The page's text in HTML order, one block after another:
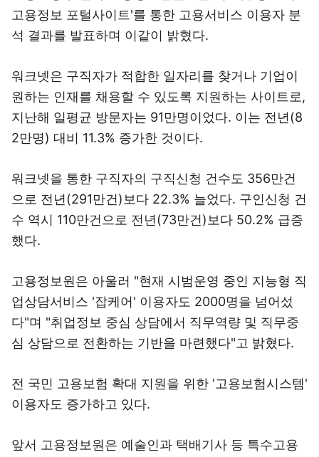
고용정보 포털사이트'를 통한 고용서비스 이용자 분
석 결과를 발표하며 이같이 밝혔다.
워크넷은 구직자가 적합한 일자리를 찾거나 기업이
원하는 인재를 채용할 수 있도록 지원하는 사이트로,
지난해 일평균 방문자는 91만명이었다. 이는 전년(8
2만명) 대비 11.3% 증가한 것이다.
워크넷을 통한 구직자의 구직신청 건수도 356만건
으로 전년(291만건)보다 22.3% 늘었다. 구인신청 건
수 역시 110만건으로 전년(73만건)보다 50.2% 급증
했다.
고용정보원은 아울러 "현재 시범운영 중인 지능형 직
업상담서비스 '잡케어' 이용자도 2000명을 넘어섰
다"며 "취업정보 중심 상담에서 직무역량 및 직무중
심 상담으로 전환하는 기반을 마련했다"고 밝혔다.
전 국민 고용보험 확대 지원을 위한 '고용보험시스템'
이용자도 증가하고 있다.
앞서 고용정보원은 예술인과 택배기사 등 특수고용